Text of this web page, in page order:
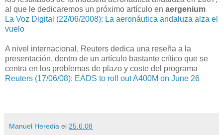
al que le dedicaremos un próximo artículo en aergenium
La Voz Digital (22/06/2008): La aeronáutica andaluza alza el
vuelo
A nivel internacional, Reuters dedica una reseña a la
presentación, dentro de un artículo bastante crítico que se
centra en los problemas de plazo y coste del programa
Reuters (17/06/08): EADS to roll out A400M on June 26
Manuel Heredia el 25.6.08